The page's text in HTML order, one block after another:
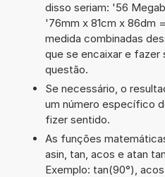
disso seriam: '56
'76mm x 81cm x 86dm
medida combinadas
que se encaixar e fazer
questão.
Se necessário, o
um número específico
fizer sentido.
As funções
asin, tan, acos e atan
Exemplo: tan(90°),